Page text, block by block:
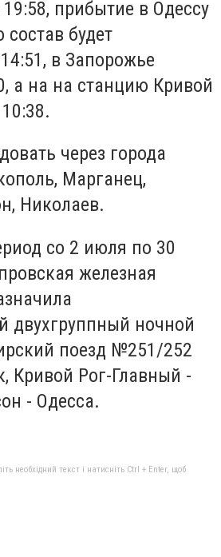
прибытие в Одессу
будет
в Запорожье
а на на станцию Кривой
через города
Марганец,
Николаев.
со 2 июля по 30
железная
двухгруппный ночной
поезд №251/252
Кривой Рог-Главный -
- Одесса.
необхідний текст і натисніть Ctrl + Enter, щоб